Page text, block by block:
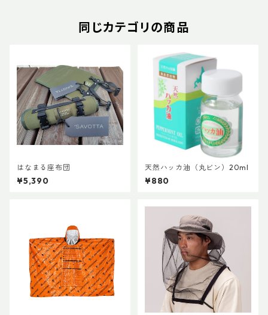
同じカテゴリの商品
はなまる座布団
¥5,390
天然ハッカ油（丸ビン）20ml
¥880